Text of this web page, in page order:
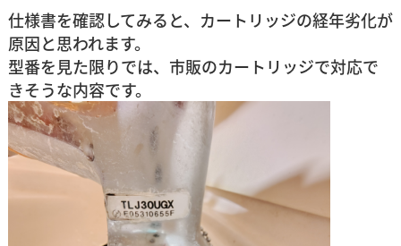
仕様書を確認してみると、カートリッジの経年劣化が
原因と思われます。
型番を見た限りでは、市販のカートリッジで対応で
きそうな内容です。